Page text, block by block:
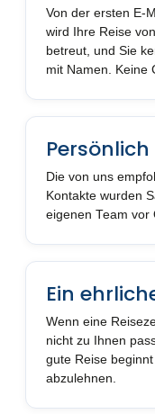
Von der ersten E-
wird Ihre Reise
betreut, und Sie
mit Namen. Keine
Die von uns
Kontakte wurden
eigenen Team vor
Ein
Wenn eine
nicht zu Ihnen
gute Reise
abzulehnen.